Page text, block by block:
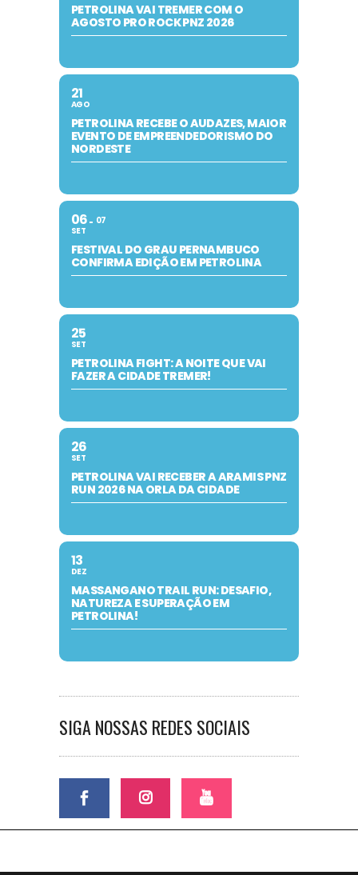
PETROLINA VAI TREMER COM O
AGOSTO PRO ROCK PNZ 2026
21
AGO
PETROLINA RECEBE O AUDAZES, MAIOR
EVENTO DE EMPREENDEDORISMO DO
NORDESTE
06
SET
07
FESTIVAL DO GRAU PERNAMBUCO
CONFIRMA EDIÇÃO EM PETROLINA
25
SET
PETROLINA FIGHT: A NOITE QUE VAI
FAZER A CIDADE TREMER!
26
SET
PETROLINA VAI RECEBER A ARAMIS PNZ
RUN 2026 NA ORLA DA CIDADE
13
DEZ
MASSANGANO TRAIL RUN: DESAFIO,
NATUREZA E SUPERAÇÃO EM
PETROLINA!
SIGA NOSSAS REDES SOCIAIS